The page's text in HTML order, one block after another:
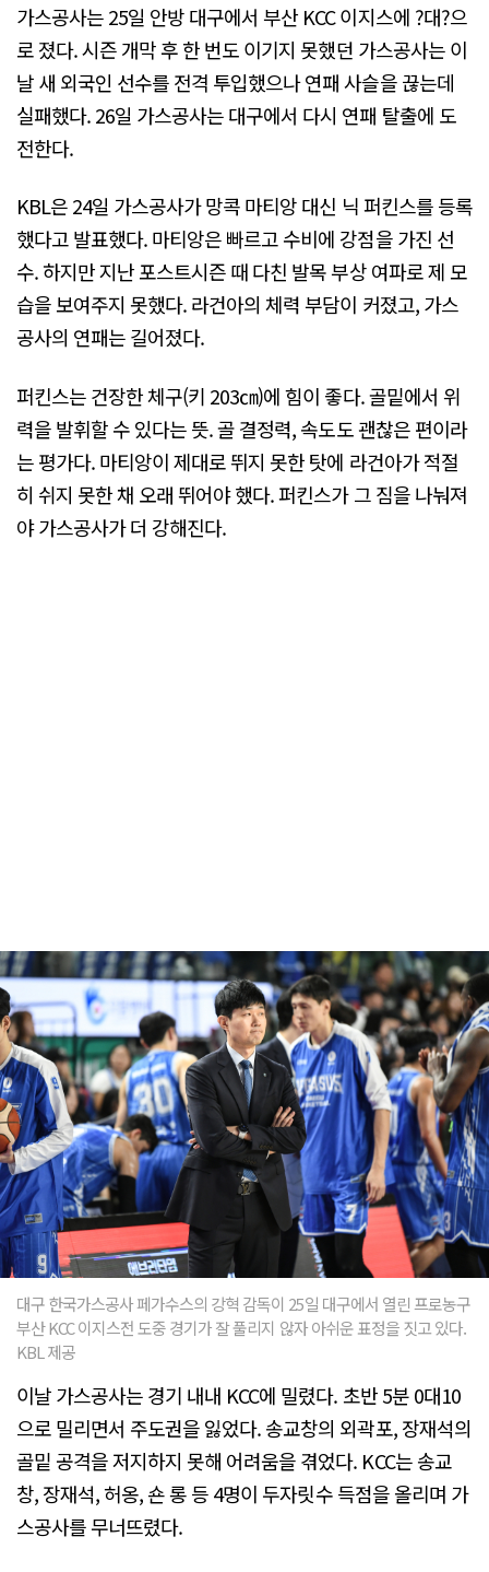
가스공사는 25일 안방 대구에서 부산 KCC 이지스에 ?대?으
로 졌다. 시즌 개막 후 한 번도 이기지 못했던 가스공사는 이
날 새 외국인 선수를 전격 투입했으나 연패 사슬을 끊는데
실패했다. 26일 가스공사는 대구에서 다시 연패 탈출에 도
전한다.
KBL은 24일 가스공사가 망콕 마티앙 대신 닉 퍼킨스를 등록
했다고 발표했다. 마티앙은 빠르고 수비에 강점을 가진 선
수. 하지만 지난 포스트시즌 때 다친 발목 부상 여파로 제 모
습을 보여주지 못했다. 라건아의 체력 부담이 커졌고, 가스
공사의 연패는 길어졌다.
퍼킨스는 건장한 체구(키 203㎝)에 힘이 좋다. 골밑에서 위
력을 발휘할 수 있다는 뜻. 골 결정력, 속도도 괜찮은 편이라
는 평가다. 마티앙이 제대로 뛰지 못한 탓에 라건아가 적절
히 쉬지 못한 채 오래 뛰어야 했다. 퍼킨스가 그 짐을 나눠져
야 가스공사가 더 강해진다.
대구 한국가스공사 페가수스의 강혁 감독이 25일 대구에서 열린 프로농구
부산 KCC 이지스전 도중 경기가 잘 풀리지 않자 아쉬운 표정을 짓고 있다.
KBL 제공
이날 가스공사는 경기 내내 KCC에 밀렸다. 초반 5분 0대10
으로 밀리면서 주도권을 잃었다. 송교창의 외곽포, 장재석의
골밑 공격을 저지하지 못해 어려움을 겪었다. KCC는 송교
창, 장재석, 허옹, 숀 롱 등 4명이 두자릿수 득점을 올리며 가
스공사를 무너뜨렸다.